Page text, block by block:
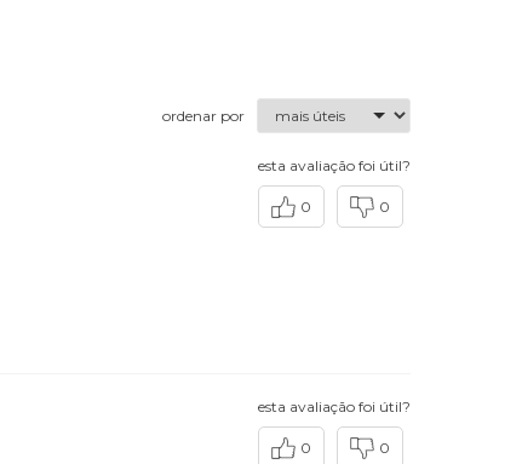
ordenar por
esta avaliação foi útil?
0 0
esta avaliação foi útil?
0 0